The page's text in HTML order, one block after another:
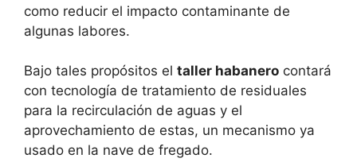
como reducir el impacto contaminante de
algunas labores.
Bajo tales propósitos el taller habanero contará
con tecnología de tratamiento de residuales
para la recirculación de aguas y el
aprovechamiento de estas, un mecanismo ya
usado en la nave de fregado.